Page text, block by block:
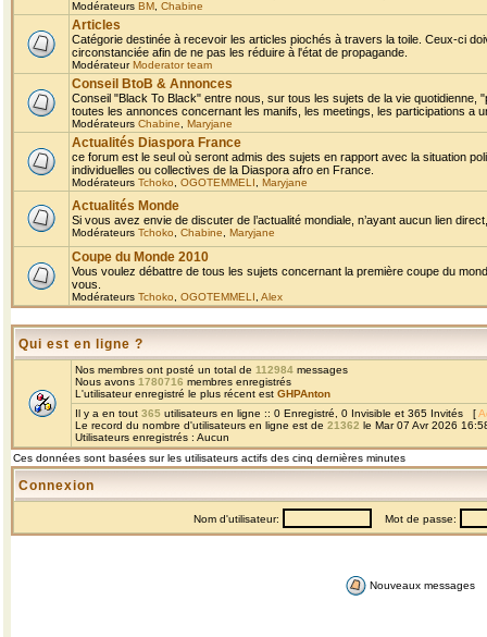
Modérateurs BM Chabine
Articles
Catégorie destinée à recevoir les articles piochés à travers la toile. Ceux-ci
circonstanciée afin de ne pas les réduire à l'état de propagande.
ModérateurModerator team
Conseil BtoB & Annonces
Conseil "Black To Black" entre nous, sur tous les sujets de la vie
toutes les annonces concernant les manifs, les meetings, les participations a
Modérateurs Chabine Maryjane
Actualités Diaspora France
ce forum est le seul où seront admis des sujets en rapport avec la situation
individuelles ou collectives de la Diaspora afro en France.
Modérateurs Tchoko OGOTEMMELI Maryjane
Actualités Monde
Si vous avez envie de discuter de l’actualité mondiale, n’ayant aucun lien
Modérateurs Tchoko Chabine Maryjane
Coupe du Monde 2010
Vous voulez débattre de tous les sujets concernant la première coupe du
vous.
Modérateurs Tchoko OGOTEMMELI Alex
Qui est en ligne ?
Nos membres ont posté un total de 112984 messages
Nous avons 1780716 membres enregistrés
L'utilisateur enregistré le plus récent est GHPAnton
Il y a en tout 365 utilisateurs en ligne :: 0 Enregistré, 0 Invisible et 365 Invités [
Le record du nombre d'utilisateurs en ligne est de 21362 le Mar 07 Avr 2026
Utilisateurs enregistrés : Aucun
Ces données sont basées sur les utilisateurs actifs des cinq dernières minutes
Connexion
Nom d'utilisateur: Mot de passe:
Nouveaux messages